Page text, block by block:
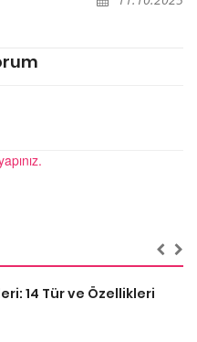
14 Tür ve Özellikleri